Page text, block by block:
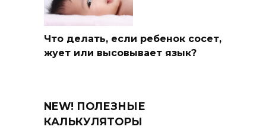
Что делать, если ребенок сосет,
жует или высовывает язык?
NEW! ПОЛЕЗНЫЕ
КАЛЬКУЛЯТОРЫ